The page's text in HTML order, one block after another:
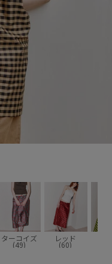
ターコイズ
(49)
レッド
(60)